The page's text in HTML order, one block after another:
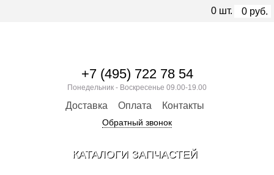
+7 (495) 722 78 54
Понедельник - Воскресенье 09.00-19.00
Доставка Оплата Контакты
Обратный звонок
0 шт. 0 руб.
КАТАЛОГИ ЗАПЧАСТЕЙ